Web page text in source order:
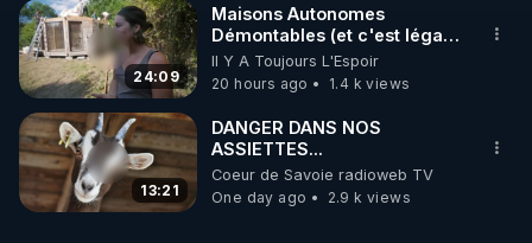
🌱 LES STAGES EN PRÉSENTIEL
http://rgnr.li/stages
_________
LES CODES PROMO DES PARTENAIRES
24:09
Maisons Autonomes
Démontables (et c'est légal).
Visite éco village en
Bretagne
Il Y A Toujours L'Espoir
20 hours ago
1.4 k views
13:21
DANGER DANS NOS
ASSIETTES...
Coeur de Savoie radioweb TV
One day ago
2.9 k views